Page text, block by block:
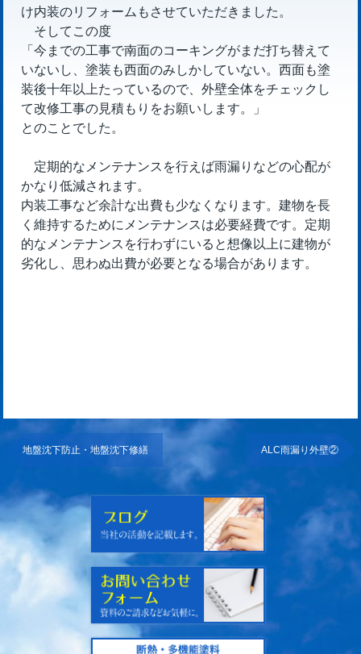
け内装のリフォームもさせていただきました。
そしてこの度
「今までの工事で南面のコーキングがまだ打ち替えて
いないし、塗装も西面のみしかしていない。西面も塗
装後十年以上たっているので、外壁全体をチェックし
て改修工事の見積もりをお願いします。」
とのことでした。
定期的なメンテナンスを行えば雨漏りなどの心配が
かなり低減されます。
内装工事など余計な出費も少なくなります。建物を長
く維持するためにメンテナンスは必要経費です。定期
的なメンテナンスを行わずにいると想像以上に建物が
劣化し、思わぬ出費が必要となる場合があります。
地盤沈下防止・地盤沈下修繕 ALC雨漏り外壁②